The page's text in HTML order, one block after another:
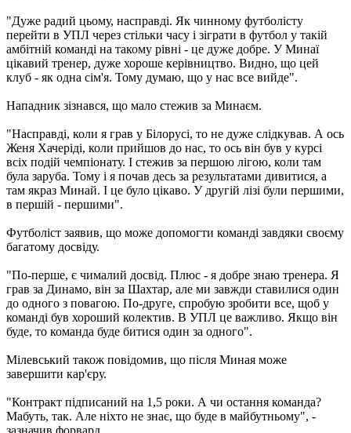
"Дуже радий цьому, насправді. Як чинному футболісту
перейти в УПЛ через стільки часу і зіграти в футбол у такій
амбітній команді на такому рівні - це дуже добре. У Минаї
цікавий тренер, дуже хороше керівництво. Видно, що цей
клуб - як одна сім'я. Тому думаю, що у нас все вийде".
Нападник зізнався, що мало стежив за Минаєм.
"Насправді, коли я грав у Білорусі, то не дуже слідкував. А ось
Женя Хачеріді, коли прийшов до нас, то ось він був у курсі
всіх подій чемпіонату. І стежив за першою лігою, коли там
була заруба. Тому і я почав десь за результатами дивитися, а
там якраз Минай. І це було цікаво. У другій лізі були першими,
в першій - першими".
Футболіст заявив, що може допомогти команді завдяки своєму
багатому досвіду.
"По-перше, є чималий досвід. Плюс - я добре знаю тренера. Я
грав за Динамо, він за Шахтар, але ми завжди ставилися один
до одного з повагою. По-друге, спробую зробити все, щоб у
команді був хороший колектив. В УПЛ це важливо. Якщо він
буде, то команда буде битися один за одного".
Мілевський також повідомив, що після Миная може
завершити кар'єру.
"Контракт підписаний на 1,5 роки. А чи остання команда?
Мабуть, так. Але ніхто не знає, що буде в майбутньому", -
зазначив форвард.